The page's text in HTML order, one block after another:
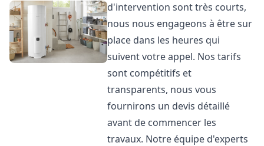
d'intervention sont très courts,
nous nous engageons à être sur
place dans les heures qui
suivent votre appel. Nos tarifs
sont compétitifs et
transparents, nous vous
fournirons un devis détaillé
avant de commencer les
travaux. Notre équipe d'experts